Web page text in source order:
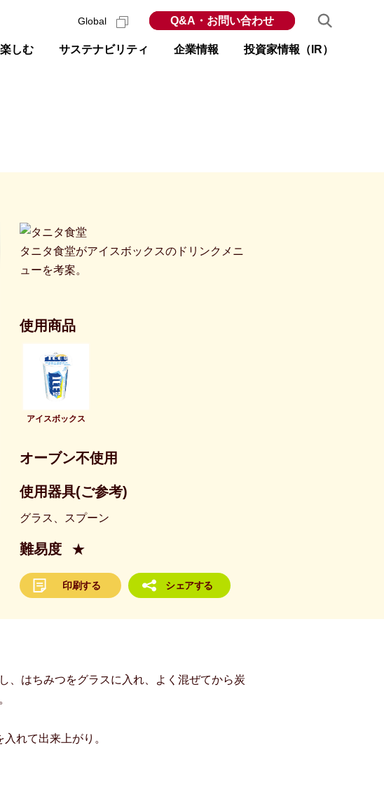
しむ サステナビリティ 企業情報 投資家情報（IR）
Global Q&A・お問い合わせ
タニタ食堂がアイスボックスのドリンクメニ
ューを考案。
使用商品
アイスボックス
オーブン不使用
使用器具(ご参考)
グラス、スプーン
難易度 ★
印刷する シェアする
、はちみつをグラスに入れ、よく混ぜてから炭
入れて出来上がり。